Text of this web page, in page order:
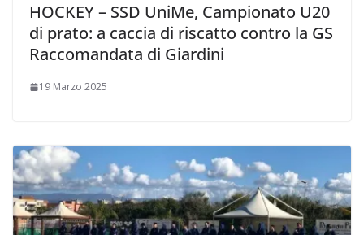
HOCKEY – SSD UniMe, Campionato U20
di prato: a caccia di riscatto contro la GS
Raccomandata di Giardini
19 Marzo 2025